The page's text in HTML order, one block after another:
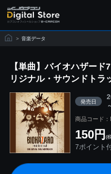
> 音楽データ
【単曲】バイオハザー
リジナル・サウンドト
発売日
商品コード
150円 (
7ポイント